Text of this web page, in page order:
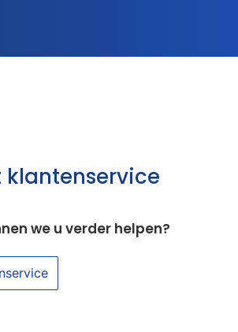
klantenservice
we u verder helpen?